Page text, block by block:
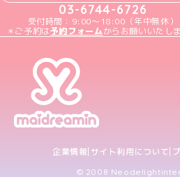
03-6744-6726
受付時間：9:00～18:00（年中無休）
＊ご予約は予約フォームからお願いいたしま
企業情報 サイト利用について
© 2008